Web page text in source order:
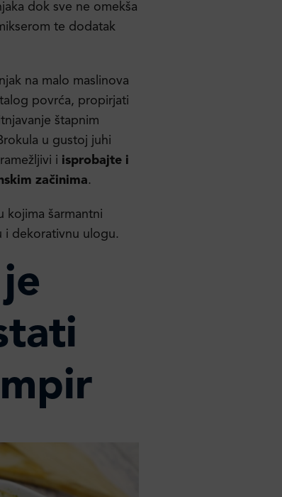
dok sve ne omekša
te dodatak
na malo maslinova
povrća, propirjati
štapnim
u gustoj juhi
i isprobajte i
začinima.
kojima šarmantni
i dekorativnu ulogu.